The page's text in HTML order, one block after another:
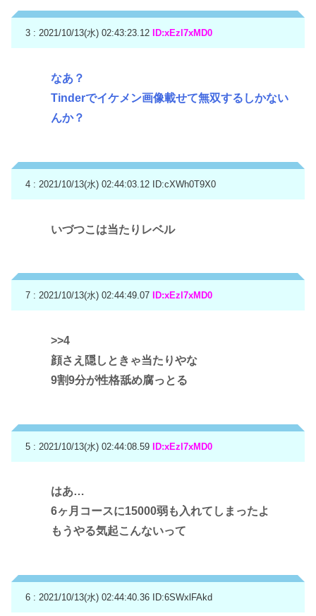
3 : 2021/10/13(水) 02:43:23.12 ID:xEzl7xMD0
なあ？
Tinderでイケメン画像載せて無双するしかない
んか？
4 : 2021/10/13(水) 02:44:03.12 ID:cXWh0T9X0
いづつこは当たりレベル
7 : 2021/10/13(水) 02:44:49.07 ID:xEzl7xMD0
>>4
顔さえ隠しときゃ当たりやな
9割9分が性格舐め腐っとる
5 : 2021/10/13(水) 02:44:08.59 ID:xEzl7xMD0
はあ…
6ヶ月コースに15000弱も入れてしまったよ
もうやる気起こんないって
6 : 2021/10/13(水) 02:44:40.36 ID:6SWxlFAkd